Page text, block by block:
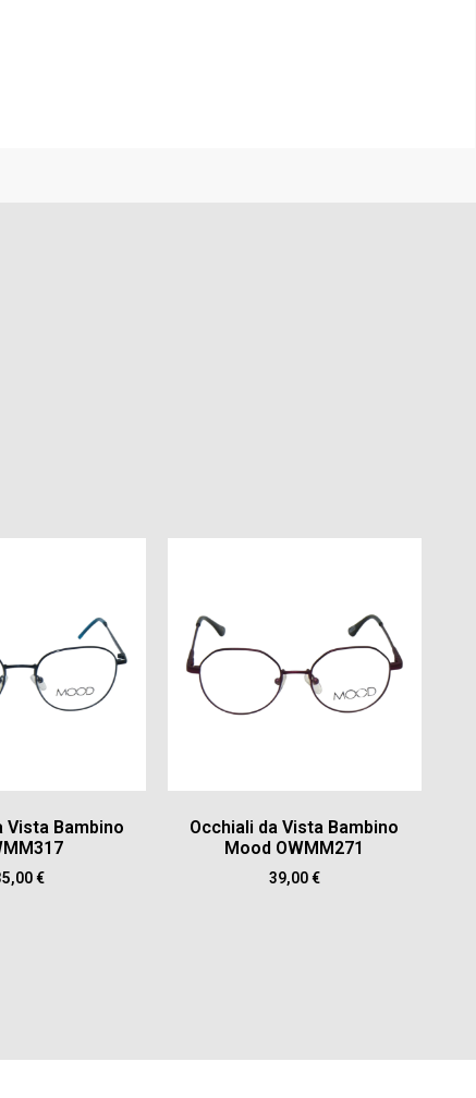
Vista Bambino
€
Occhiali da Vista Bambino
Mood OWMM271
39,00€